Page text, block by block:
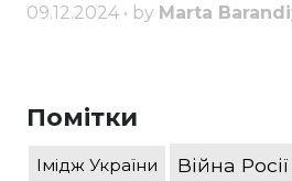
09.12.2024 • by Marta
Помітки
Імідж України Війна